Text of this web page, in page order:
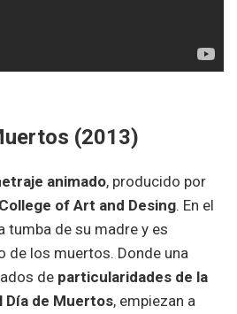
(2013)
animado, producido por
of Art and Desing. En el
tumba de su madre y es
de los muertos. Donde una
de particularidades de la
Día de Muertos, empiezan a